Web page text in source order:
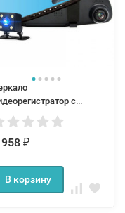
с
заднего вида
Blackbox
₽
В корзину